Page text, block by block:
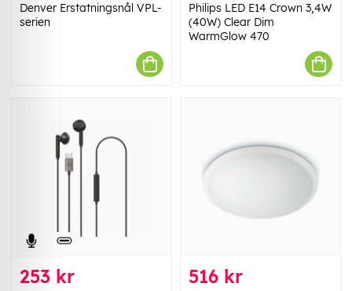
Denver Erstatningsnål VPL-
serien
Philips LED E14 Crown 3,4W
(40W) Clear Dim
WarmGlow 470
253 kr 516 kr